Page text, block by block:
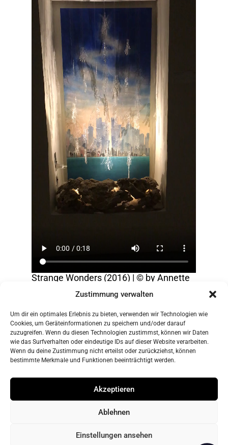
Zustimmung verwalten
Um dir ein optimales Erlebnis zu bieten, verwenden wir Technologien wie
Cookies, um Geräteinformationen zu speichern und/oder darauf
zuzugreifen. Wenn du diesen Technologien zustimmst, können wir Daten
wie das Surfverhalten oder eindeutige IDs auf dieser Website verarbeiten.
Wenn du deine Zustimmung nicht erteilst oder zurückziehst, können
bestimmte Merkmale und Funktionen beeinträchtigt werden.
Akzeptieren
Ablehnen
Einstellungen ansehen
Strange Wonders (2016) | © by Annette
zurück zur Übersicht
Gerne teilen Sie diese Seite
theme byDinevThemes